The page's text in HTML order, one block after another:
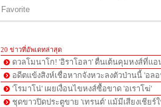
20 ข่าวที่อัพเดทล่าสุด
ดวลโมนาโก! 'อิราโอลา' ตื่นเต้นคุมหงส์ที่แ
อดีตแข้งสิงห์เชื่อหากจังหวะลงตัวป่านนี้ 'อล
'โรมาโน่' เผยเงื่อนไขหงส์ซื้อขาด 'อเราโฆ่'
ชุดขาวปิดประตูขาย 'เทรนต์' แม้มีเสียงเชียร์